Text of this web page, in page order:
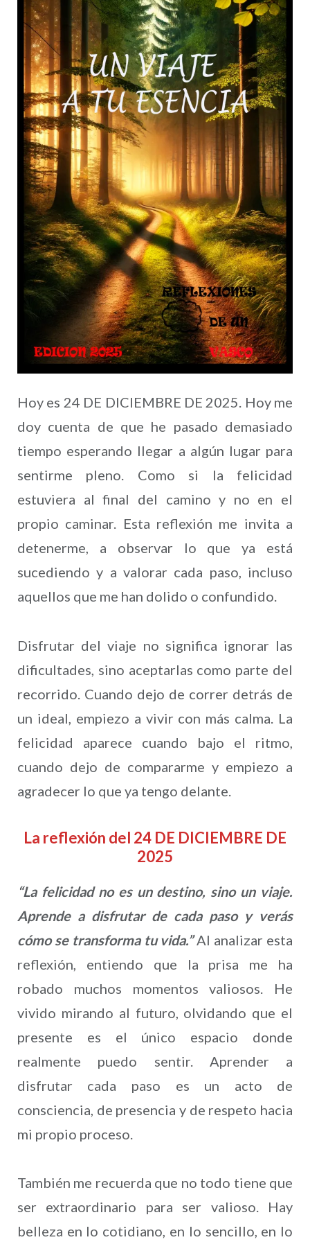
Hoy es 24 DE DICIEMBRE DE 2025. Hoy me
doy cuenta de que he pasado demasiado
tiempo esperando llegar a algún lugar para
sentirme pleno. Como si la felicidad
estuviera al final del camino y no en el
propio caminar. Esta reflexión me invita a
detenerme, a observar lo que ya está
sucediendo y a valorar cada paso, incluso
aquellos que me han dolido o confundido.
Disfrutar del viaje no significa ignorar las
dificultades, sino aceptarlas como parte del
recorrido. Cuando dejo de correr detrás de
un ideal, empiezo a vivir con más calma. La
felicidad aparece cuando bajo el ritmo,
cuando dejo de compararme y empiezo a
agradecer lo que ya tengo delante.
La reflexión del 24 DE DICIEMBRE DE
2025
“La felicidad no es un destino, sino un viaje.
Aprende a disfrutar de cada paso y verás
cómo se transforma tu vida.”Al analizar esta
reflexión, entiendo que la prisa me ha
robado muchos momentos valiosos. He
vivido mirando al futuro, olvidando que el
presente es el único espacio donde
realmente puedo sentir. Aprender a
disfrutar cada paso es un acto de
consciencia, de presencia y de respeto hacia
mi propio proceso.
También me recuerda que no todo tiene que
ser extraordinario para ser valioso. Hay
belleza en lo cotidiano, en lo sencillo, en lo